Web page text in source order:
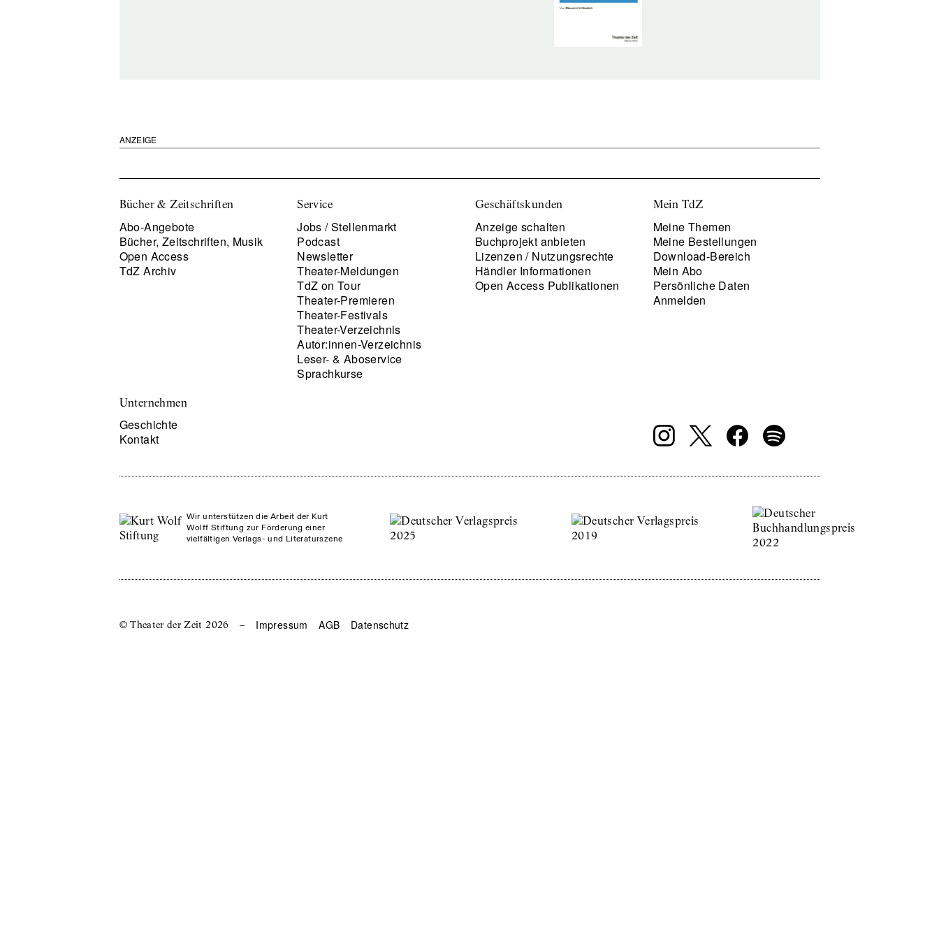
ANZEIGE
Bücher & Zeitschriften
Abo-Angebote
Bücher, Zeitschriften, Musik
Open Access
TdZ Archiv
Service
Jobs / Stellenmarkt
Podcast
Newsletter
Theater-Meldungen
TdZ on Tour
Theater-Premieren
Theater-Festivals
Theater-Verzeichnis
Autor:innen-Verzeichnis
Leser- & Aboservice
Sprachkurse
Geschäftskunden
Anzeige schalten
Buchprojekt anbieten
Lizenzen / Nutzungsrechte
Händler Informationen
Open Access Publikationen
Mein TdZ
Meine Themen
Meine Bestellungen
Download-Bereich
Mein Abo
Persönliche Daten
Anmelden
Unternehmen
Geschichte
Kontakt
Wir unterstützen die Arbeit der Kurt
Wolff Stiftung zur Förderung einer
vielfältigen Verlags- und Literaturszene
© Theater der Zeit2026 – Impressum AGB Datenschutz